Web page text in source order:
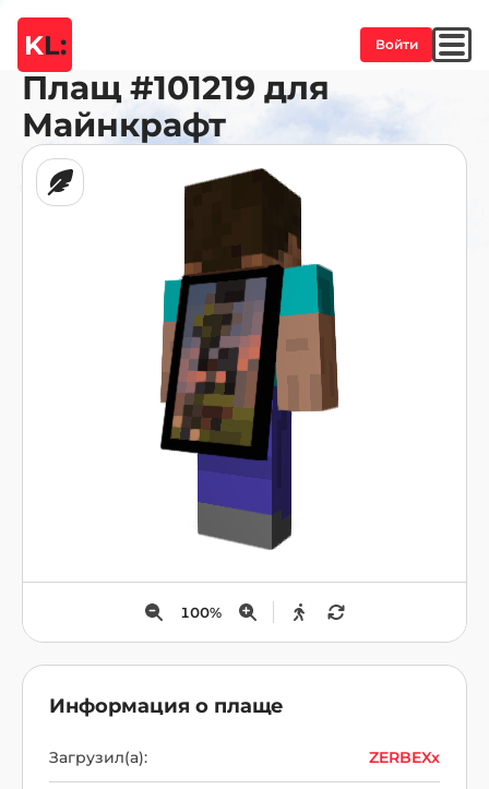
KL: Войти
Плащ #101219 для
Майнкрафт
100%
Информация о плаще
Загрузил(а): ZERBEXx